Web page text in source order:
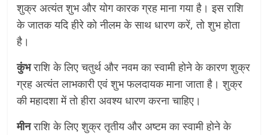
शुक्र अत्यंत शुभ और योग कारक ग्रह माना गया है। इस राशि
के जातक यदि हीरे को नीलम के साथ धारण करें, तो शुभ होता
है।
कुंभराशि के लिए चतुर्थ और नवम का स्वामी होने के कारण शुक्र
ग्रह अत्यंत लाभकारी एवं शुभ फलदायक माना जाता है। शुक्र
की महादशा में तो हीरा अवश्य धारण करना चाहिए।
मीनराशि के लिए शुक्र तृतीय और अष्टम का स्वामी होने के